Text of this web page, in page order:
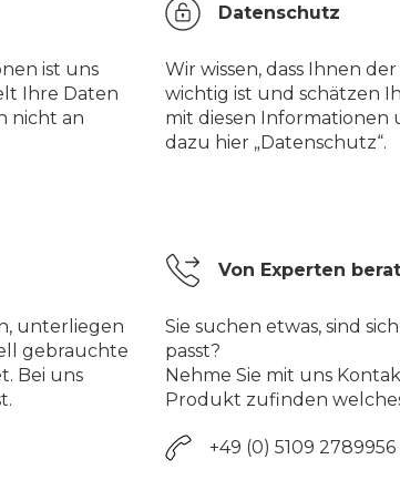
ist uns
Ihre Daten
nicht an
Datenschutz
Wir wissen, dass Ihnen
wichtig ist und schätzen
mit diesen Informationen
dazu hier „Datenschutz“.
unterliegen
gebrauchte
Bei uns
Von Experten
Sie suchen etwas, sind
passt?
Nehme Sie mit uns
Produkt zufinden
+49 (0) 5109 2789956